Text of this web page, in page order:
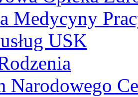
Medycyny
USK
Narodowego